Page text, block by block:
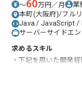
〜60万円／月 業
本町(大阪府)/フル
Java / JavaScript /
サーバーサイドエ
求めるスキル
・下記を用いた開発経